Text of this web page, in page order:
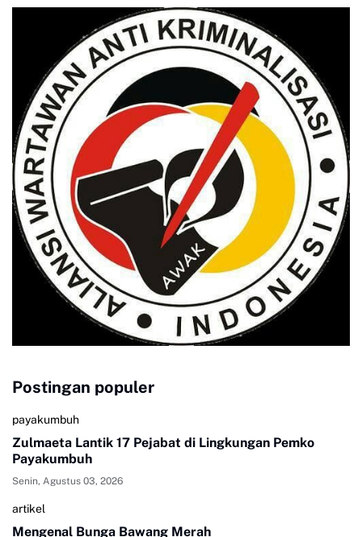
Postingan populer
payakumbuh
Zulmaeta Lantik 17 Pejabat di Lingkungan Pemko
Payakumbuh
Senin, Agustus 03, 2026
artikel
Mengenal Bunga Bawang Merah